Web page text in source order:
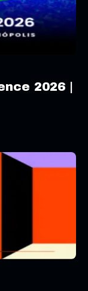
2026 |